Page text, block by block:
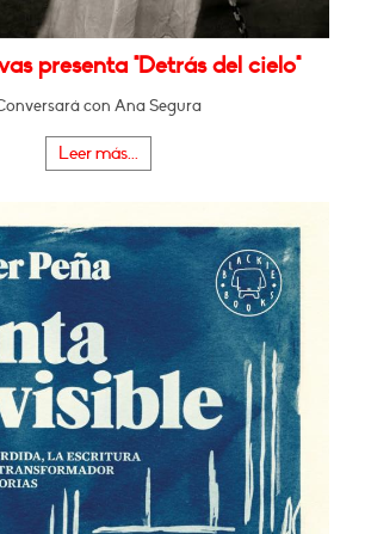
presenta "Detrás del cielo"
con Ana Segura
Leer más...